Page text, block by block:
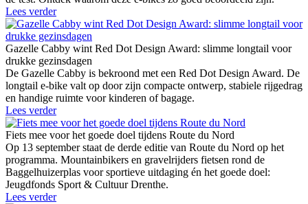
Lees verder
Gazelle Cabby wint Red Dot Design Award: slimme longtail voor
drukke gezinsdagen
De Gazelle Cabby is bekroond met een Red Dot Design Award. De
longtail e-bike valt op door zijn compacte ontwerp, stabiele rijgedrag
en handige ruimte voor kinderen of bagage.
Lees verder
Fiets mee voor het goede doel tijdens Route du Nord
Op 13 september staat de derde editie van Route du Nord op het
programma. Mountainbikers en gravelrijders fietsen rond de
Baggelhuizerplas voor sportieve uitdaging én het goede doel:
Jeugdfonds Sport & Cultuur Drenthe.
Lees verder